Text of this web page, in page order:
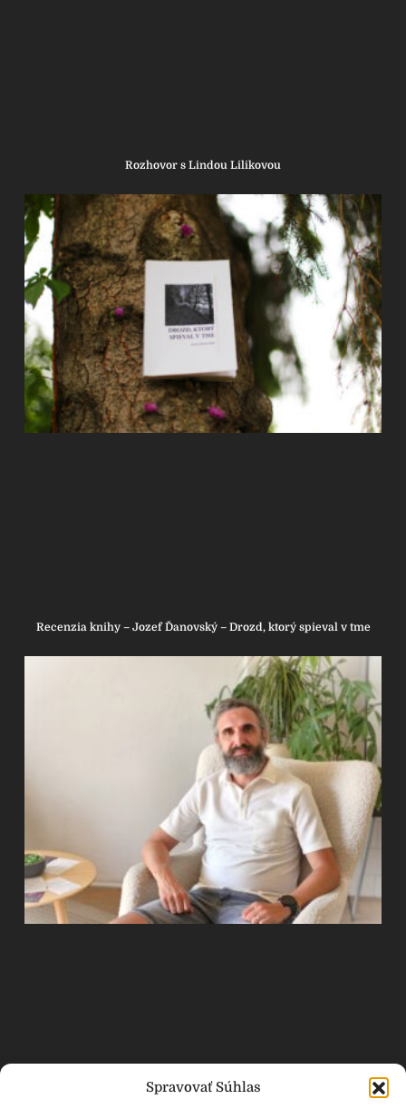
Spravovať Súhlas
Rozhovor s Lindou Lilikovou
Recenzia knihy – Jozef Ďanovský – Drozd, ktorý spieval v tme